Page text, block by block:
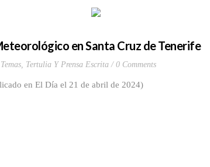
en Santa Cruz de Tenerife
, Tertulia Y Prensa Escrita 0 Comments
en El Día el 21 de abril de 2024)